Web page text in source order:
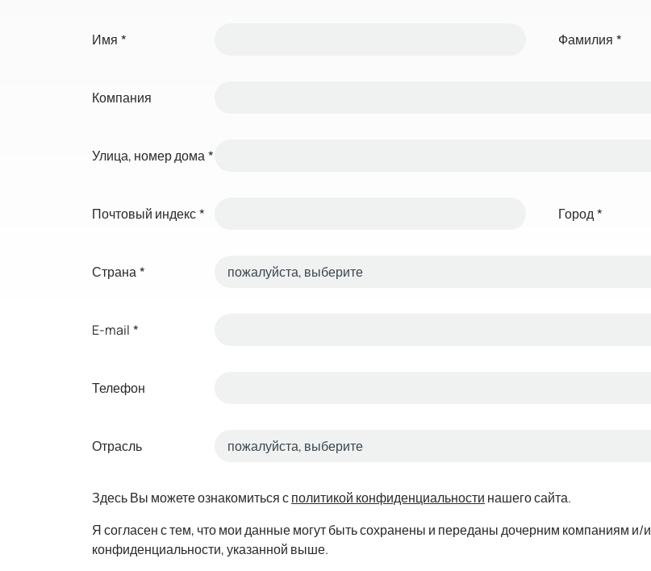
Имя * Фамилия *
Компания
Улица, номер дома*
Почтовый индекс* Город*
Страна*
E-mail *
Телефон
Отрасль
Здесь Вы можете ознакомиться сполитикой конфиденциальности нашего сайта.
Я согласен с тем, что мои данные могут быть сохранены и переданы дочерним компаниям и/
конфиденциальности, указанной выше.